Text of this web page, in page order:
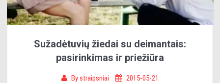
Sužadėtuvių žiedai su deimantais:
pasirinkimas ir priežiūra
Bystraipsniai 2015-05-21